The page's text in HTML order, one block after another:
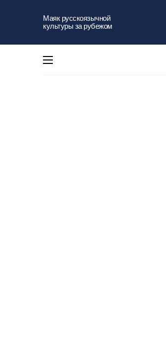
Маяк русскоязычной
культуры за рубежом